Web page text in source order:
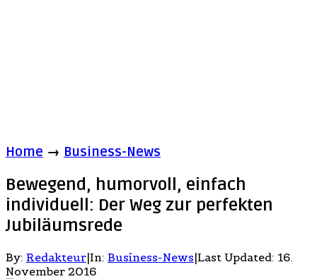
Home → Business-News
Bewegend, humorvoll, einfach
individuell: Der Weg zur perfekten
Jubiläumsrede
By: Redakteur|In: Business-News|Last Updated: 16.
November 2016